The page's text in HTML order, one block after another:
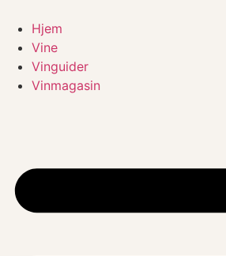
indhold
Hjem
Vine
Vinguider
Vinmagasin